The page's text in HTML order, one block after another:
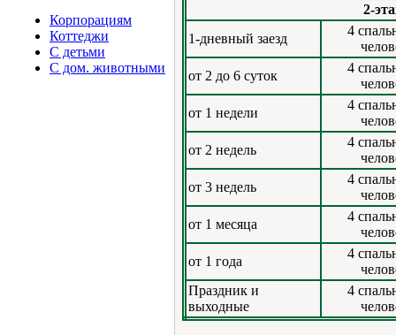
Корпорациям
Коттеджи
С детьми
С дом. животными
2-
1-дневный заезд
4
от 2 до 6 суток
4
от 1 недели
4
от 2 недель
4
от 3 недель
4
от 1 месяца
4
от 1 года
4
Праздник и
выходные
4